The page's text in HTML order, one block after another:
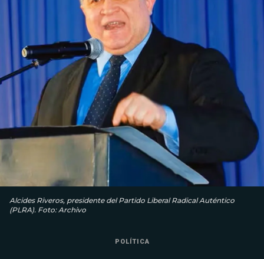
Alcides Riveros, presidente del Partido Liberal Radical Auténtico
(PLRA). Foto: Archivo
POLÍTICA